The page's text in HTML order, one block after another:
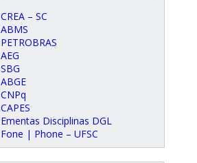
CREA – SC
ABMS
PETROBRAS
AEG
SBG
ABGE
CNPq
CAPES
Ementas Disciplinas DGL
Fone | Phone – UFSC